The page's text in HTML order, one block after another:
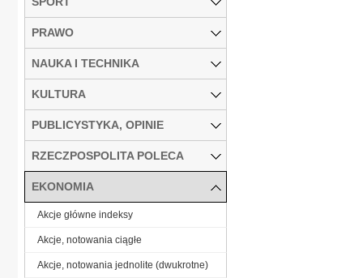
PRAWO
NAUKA I TECHNIKA
KULTURA
PUBLICYSTYKA, OPINIE
RZECZPOSPOLITA POLECA
EKONOMIA
Akcje główne indeksy
Akcje, notowania ciągłe
Akcje, notowania jednolite (dwukrotne)